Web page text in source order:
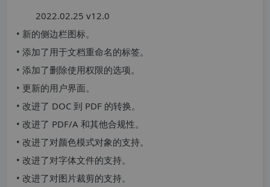
2022.02.25 v12.0
• 新的侧边栏图标。
• 添加了用于文档重命名的标签。
• 添加了删除使用权限的选项。
• 更新的用户界面。
• 改进了 DOC 到 PDF 的转换。
• 改进了 PDF/A 和其他合规性。
• 改进了对颜色模式对象的支持。
• 改进了对字体文件的支持。
• 改进了对图片裁剪的支持。